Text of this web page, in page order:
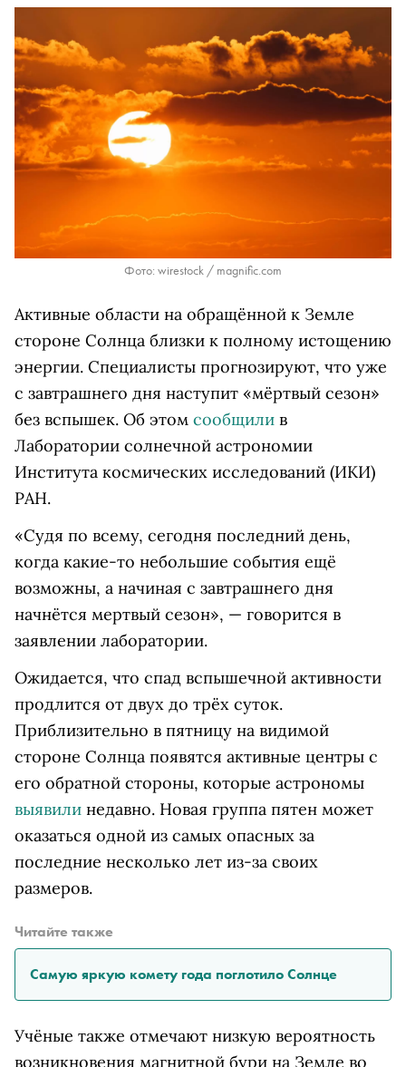
Фото: wirestock / magnific.com
Активные области на обращённой к Земле
стороне Солнца близки к полному истощению
энергии. Специалисты прогнозируют, что уже
с завтрашнего дня наступит «мёртвый сезон»
без вспышек. Об этом сообщили в
Лаборатории солнечной астрономии
Института космических исследований (ИКИ)
РАН.
«Судя по всему, сегодня последний день,
когда какие-то небольшие события ещё
возможны, а начиная с завтрашнего дня
начнётся мертвый сезон», — говорится в
заявлении лаборатории.
Ожидается, что спад вспышечной активности
продлится от двух до трёх суток.
Приблизительно в пятницу на видимой
стороне Солнца появятся активные центры с
его обратной стороны, которые астрономы
выявили недавно. Новая группа пятен может
оказаться одной из самых опасных за
последние несколько лет из-за своих
размеров.
Читайте также
Самую яркую комету года поглотило Солнце
Учёные также отмечают низкую вероятность
возникновения магнитной бури на Земле во